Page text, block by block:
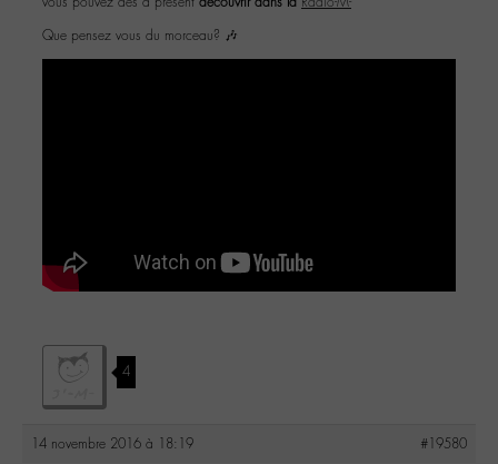
Que pensez vous du morceau? 🎶
4
14 novembre 2016 à 18:19 #19580